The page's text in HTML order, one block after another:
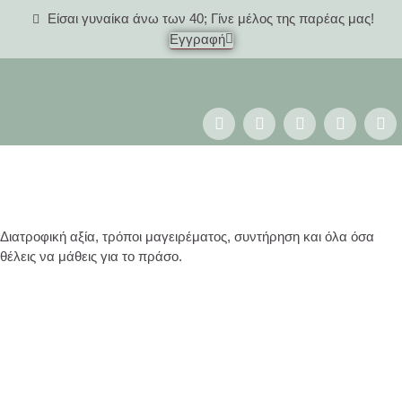
Είσαι γυναίκα άνω των 40; Γίνε μέλος της παρέας μας!
Εγγραφή
Διατροφική αξία, τρόποι μαγειρέματος, συντήρηση και όλα όσα
θέλεις να μάθεις για το πράσο.